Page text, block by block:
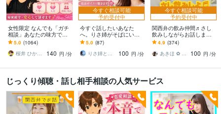
女性限定 なんでも「ガチ
相談」あなたの味方で話
ます 男性目線で、あなた
の恋の“答え”を言葉にしま
す。
5.0 (1064)
桜井 ひかる｜経験豊富の恋愛相談室
140 円 /分
今すぐ相談可能
予約受付中
今すぐ話したいあなた
へ。りさ姉がそばにいま
す 1人じゃない。どんな感
情も否定しない✨低音ボイ
スでゆったり
5.0 (87)
りさ姉と話すこころ整え時間
100 円 /分
今すぐ相談可能
予約受付中
関西弁の飲み仲間♬さし
飲みしながらお話します
何となく話したい✨酔った
時のいい気分のまま⭐︎お話
しましょう
4.9 (374)
あきほ ✿ 元気を届ける関西女子✨
100 円 /分
じっくり傾聴・話し相手相談の人気サービス